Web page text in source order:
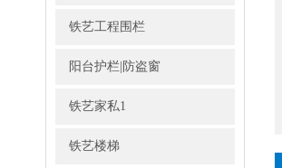
铁艺工程围栏
阳台护栏|防盗窗
铁艺家私1
铁艺楼梯